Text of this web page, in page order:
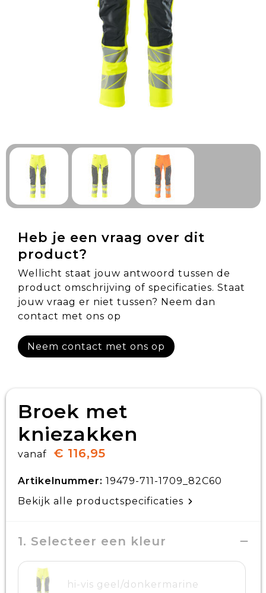
Technologie & Gadgets
Outdoor & Vrije tijd
Pennen & Schrijfwaren
Tassen & Reizen
Eten & Drinken
Heb je een vraag over dit
product?
Wellicht staat jouw antwoord tussen de
product omschrijving of specificaties. Staat
jouw vraag er niet tussen? Neem dan
contact met ons op
Neem contact met ons op
Broek met
kniezakken
vanaf € 116,95
Artikelnummer: 19479-711-1709_82C60
Bekijk alle productspecificaties
1. Selecteer een kleur
hi-vis geel/donkermarine